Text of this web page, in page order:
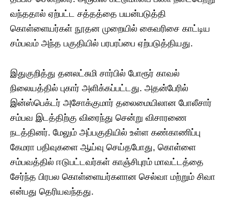
வந்ததால் ஏற்பட்ட சத்தத்தை பயன்படுத்தி
கொள்ளையர்கள் நூதன முறையில் கைவரிசை காட்டிய
சம்பவம் அந்த பகுதியில் பரபரப்பை ஏற்படுத்தியது.
இதுகுறித்து தனலட்சுமி சார்பில் போரூர் காவல்
நிலையத்தில் புகார் அளிக்கப்பட்டது. அதன்பேரில்
இன்ஸ்பெக்டர் அசோக்குமார் தலைமையிலான போலீசார்
சம்பவ இடத்திற்கு விரைந்து சென்று விசாரணை
நடத்தினர். மேலும் அப்பகுதியில் உள்ள கண்காணிப்பு
கேமரா பதிவுகளை ஆய்வு செய்தபோது, கொள்ளை
சம்பவத்தில் ஈடுபட்டவர்கள் காஞ்சிபுரம் மாவட்டத்தை
சேர்ந்த பிரபல கொள்ளையர்களான செல்வா மற்றும் சிவா
என்பது தெரியவந்தது.